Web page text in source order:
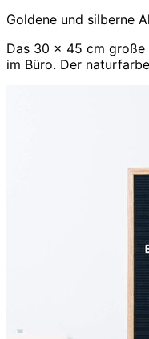
Goldene und silberne
Das 30 x 45 cm große
im Büro. Der